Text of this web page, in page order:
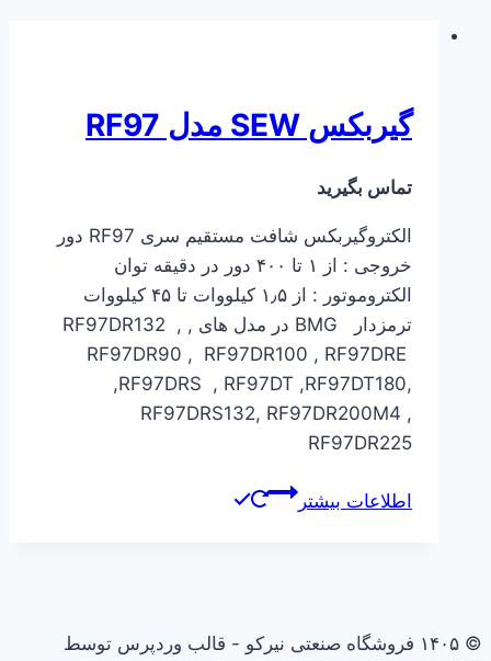
گیربکس SEW مدل RF97
تماس بگیرید
الکتروگیربکس شافت مستقیم سری RF97 دور
خروجی : از ۱ تا ۴۰۰ دور در دقیقه توان
الکتروموتور : از ۱٫۵ کیلووات تا ۴۵ کیلووات
ترمزدار BMG در مدل های ,RF97DR132 ,
RF97DR90 , RF97DR100 , RF97DRE
,RF97DRS , RF97DT ,RF97DT180,
RF97DRS132, RF97DR200M4 ,
RF97DR225
اطلاعات بیشتر
© ۱۴۰۵ فروشگاه صنعتی نیرکو - قالب وردپرس توسط